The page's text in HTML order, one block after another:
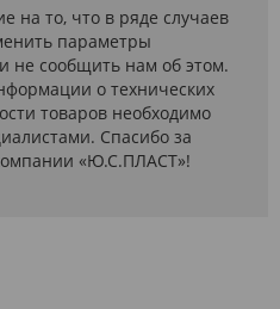
то, что в ряде случаев
параметры
не сообщить нам об этом.
о технических
товаров необходимо
Спасибо за
«Ю.С.ПЛАСТ»!